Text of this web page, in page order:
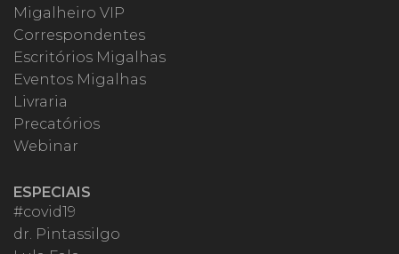
Migalheiro VIP
Correspondentes
Escritórios Migalhas
Eventos Migalhas
Livraria
Precatórios
Webinar
ESPECIAIS
#covid19
dr. Pintassilgo